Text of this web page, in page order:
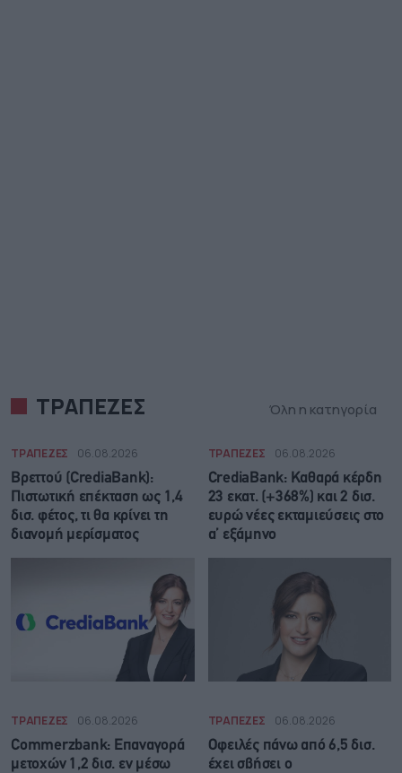
ΤΡΑΠΕΖΕΣ Όλη η κατηγορία
ΤΡΑΠΕΖΕΣ 06.08.2026
Βρεττού (CrediaBank):
Πιστωτική επέκταση ως 1,4
δισ. φέτος, τι θα κρίνει τη
διανομή μερίσματος
ΤΡΑΠΕΖΕΣ 06.08.2026
CrediaBank: Καθαρά κέρδη
23 εκατ. (+368%) και 2 δισ.
ευρώ νέες εκταμιεύσεις στο
α’ εξάμηνο
ΤΡΑΠΕΖΕΣ 06.08.2026
Commerzbank: Επαναγορά
μετοχών 1,2 δισ. εν μέσω
ΤΡΑΠΕΖΕΣ 06.08.2026
Οφειλές πάνω από 6,5 δισ.
έχει σβήσει ο